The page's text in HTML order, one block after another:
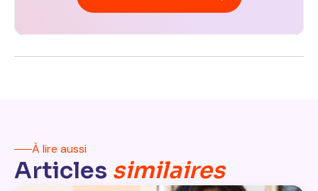
À lire aussi
Articles similaires